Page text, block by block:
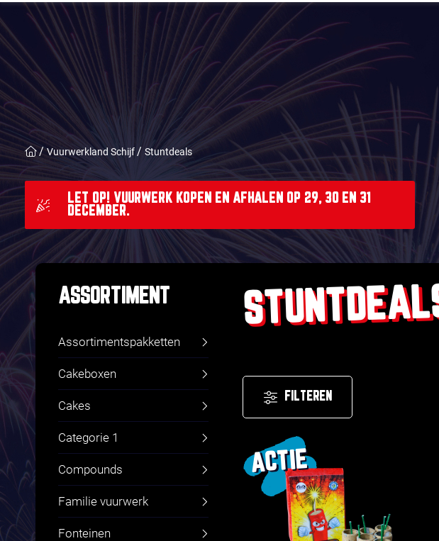
Vuurwerkland Schijf Stuntdeals
LET OP! VUURWERK KOPEN EN AFHALEN OP 29, 30 EN 31
DECEMBER.
ASSORTIMENT
Assortimentspakketten
Cakeboxen
Cakes
Categorie 1
Compounds
Familie vuurwerk
Fonteinen
FILTEREN
ACTIE